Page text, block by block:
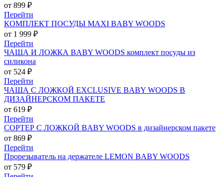
от 899 ₽
Перейти
КОМПЛЕКТ ПОСУДЫ MAXI BABY WOODS
от 1 999 ₽
Перейти
ЧАША И ЛОЖКА BABY WOODS комплект посуды из
силикона
от 524 ₽
Перейти
ЧАША С ЛОЖКОЙ EXCLUSIVE BABY WOODS В
ДИЗАЙНЕРСКОМ ПАКЕТЕ
от 619 ₽
Перейти
СОРТЕР С ЛОЖКОЙ BABY WOODS в дизайнерском пакете
от 869 ₽
Перейти
Прорезыватель на держателе LEMON BABY WOODS
от 579 ₽